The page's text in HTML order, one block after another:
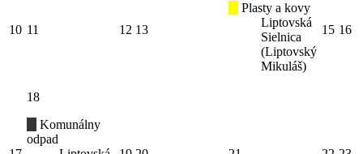
10 11 12 13
Plasty a kovy
Liptovská
Sielnica
(Liptovský
Mikuláš)
15 16
18
Komunálny
odpad